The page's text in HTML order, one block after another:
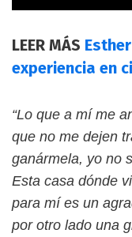
LEER MÁS
experiencia en
“Lo que a mí me
que no me dejen
ganármela, yo no
Esta casa dónde
para mí es un
por otro lado una